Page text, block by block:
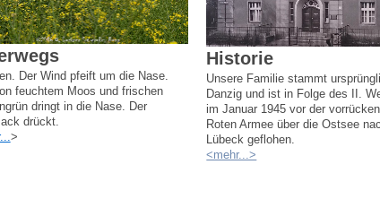
Der Wind pfeift um die Nase.
feuchtem Moos und frischen
dringt in die Nase. Der
drückt.
>
Historie
Unsere Familie stammt
Danzig und ist in Folge des II.
im Januar 1945 vor der
Roten Armee über die Ostsee
Lübeck geflohen.
<mehr...>